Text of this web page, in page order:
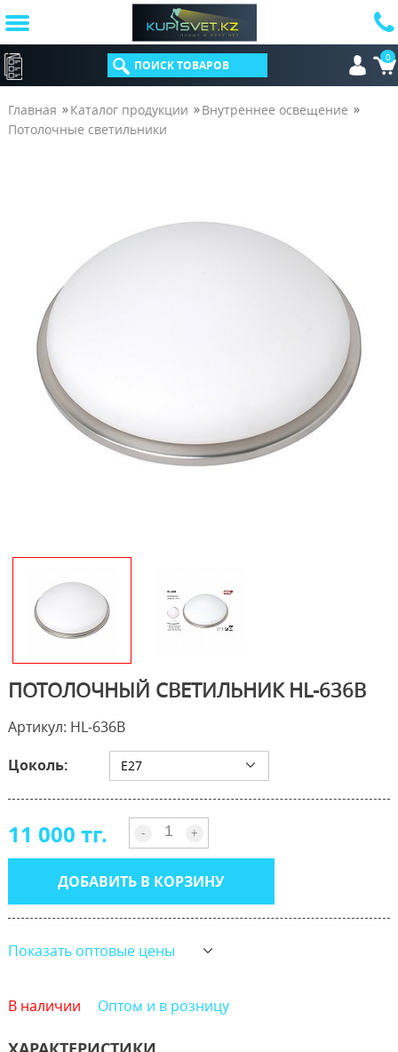
КАТАЛОГ 0
Главная Каталог продукции
Внутреннее освещение
Потолочные светильники
ПОТОЛОЧНЫЙ СВЕТИЛЬНИК HL-636B
Артикул: HL-636B
Цоколь:
E27
11 000 тг. - +
ДОБАВИТЬ В КОРЗИНУ
Показать оптовые цены
В наличии Оптом и в розницу